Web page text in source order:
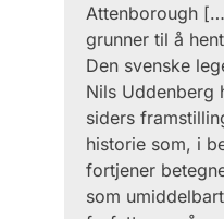
Attenborough
grunner til å
Den svenske
Nils Uddenberg
siders
historie som, i
fortjener
som